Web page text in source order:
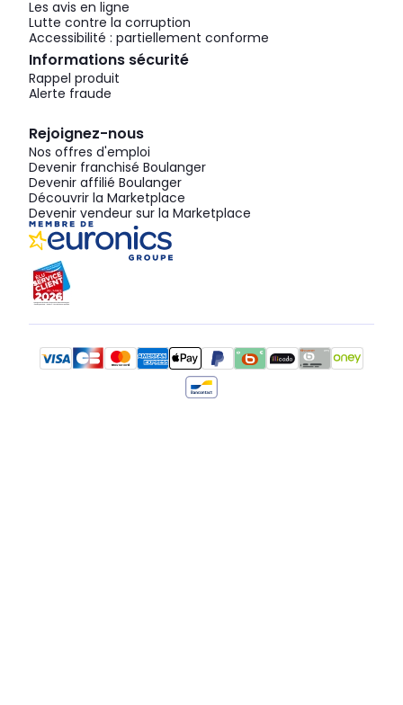
Les avis en ligne
Lutte contre la corruption
Accessibilité : partiellement conforme
Informations sécurité
Rappel produit
Alerte fraude
Rejoignez-nous
Nos offres d'emploi
Devenir franchisé Boulanger
Devenir affilié Boulanger
Découvrir la Marketplace
Devenir vendeur sur la Marketplace